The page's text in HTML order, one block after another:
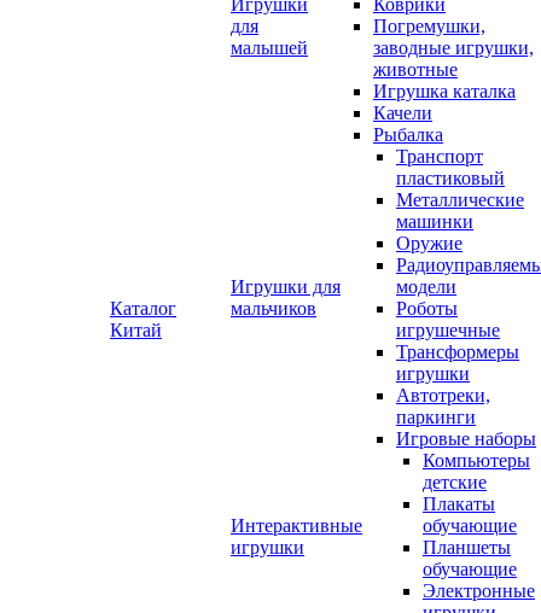
Каталог
Китай
Игрушки
для
малышей
Коврики
Погремушки,
заводные игрушки,
животные
Игрушка каталка
Качели
Рыбалка
Игрушки для
мальчиков
Транспорт
пластиковый
Металлические
машинки
Оружие
модели
Роботы
игрушечные
Трансформеры
игрушки
Автотреки,
паркинги
Игровые наборы
Интерактивные
игрушки
Компьютеры
детские
Плакаты
обучающие
Планшеты
обучающие
Электронные